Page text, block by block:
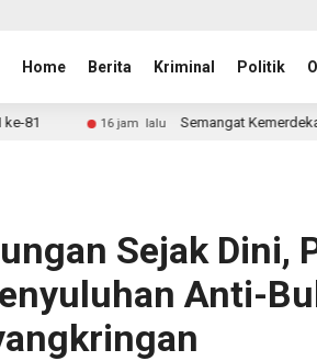
Home Berita Kriminal Politik
Semangat Kemerdekaan Kobarkan Daya
Sejak Dini,
Anti-